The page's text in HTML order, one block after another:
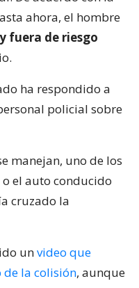
ahora, el hombre
fuera de riesgo
ha respondido a
policial sobre
manejan, uno de los
el auto conducido
cruzado la
unvideo que
la colisión, aunque